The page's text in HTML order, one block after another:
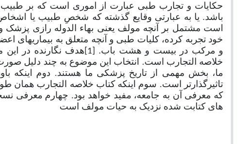
حکایات و تجارب طبی عبارت از اموری است که بر طبیب
باشد. یا به عبارتی وقایع گذشته که شخصِ طبیب یا
خود تجربه کرده، کلیات طبی و آنچه متعلق به بیماریهای
و مرکب در بیست و هشت باب.
[1] هدف نگارنده در
خلاصه التجارب است. انتخاب این موضوع به چند دلیل
ما، بخش مهمی از تاریخ پزشکی ما هستند. دوم اینکه
تاثیرگذارتر است. سوم اینکه کتاب خلاصه التجارب همان
که معرفی آن به جامعه، مفید خواهد بود. چهارم
های کتابت شده نزدیک به حیات مولف است